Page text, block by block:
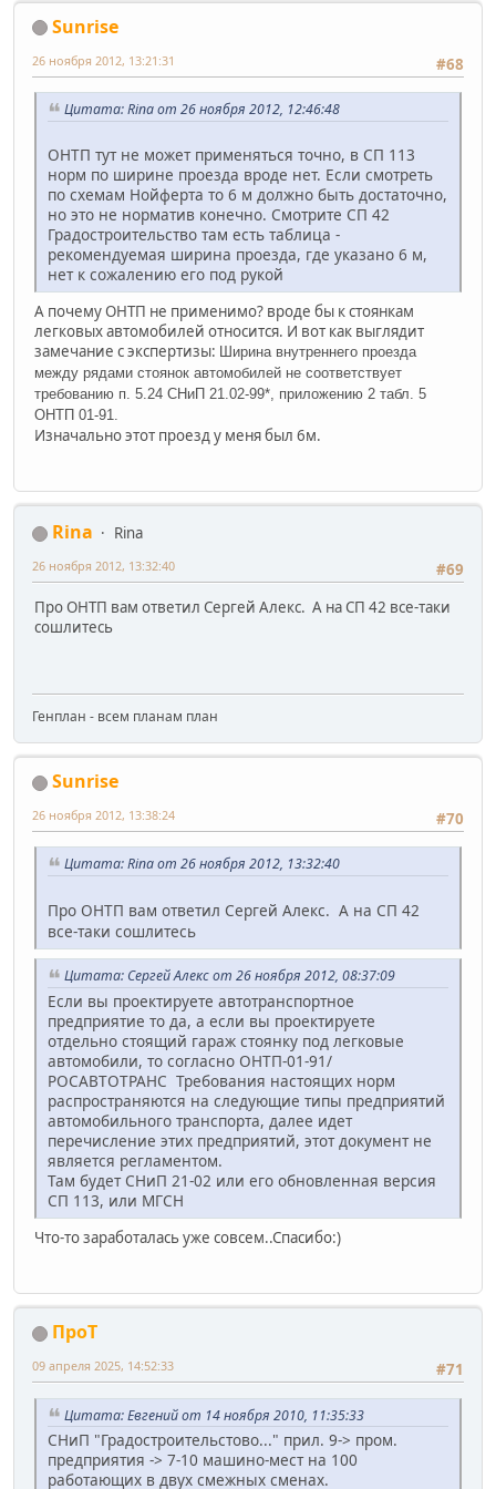
Sunrise
#68
26 ноября 2012, 13:21:31
Цитата: Rina от 26 ноября 2012, 12:46:48
ОНТП тут не может применяться точно, в СП 113
норм по ширине проезда вроде нет. Если смотреть
по схемам Нойферта то 6 м должно быть достаточно,
но это не норматив конечно. Смотрите СП 42
Градостроительство там есть таблица -
рекомендуемая ширина проезда, где указано 6 м,
нет к сожалению его под рукой
А почему ОНТП не применимо? вроде бы к стоянкам
легковых автомобилей относится. И вот как выглядит
замечание с экспертизы:
Ширина внутреннего проезда
между рядами стоянок автомобилей не соответствует
требованию п. 5.24 СНиП 21.02-99*, приложению 2 табл. 5
ОНТП 01-91.
Изначально этот проезд у меня был 6м.
Rina
Rina
#69
26 ноября 2012, 13:32:40
Про ОНТП вам ответил Сергей Алекс. А на СП 42 все-таки
сошлитесь
Генплан - всем планам план
Sunrise
#70
26 ноября 2012, 13:38:24
Цитата: Rina от 26 ноября 2012, 13:32:40
Про ОНТП вам ответил Сергей Алекс. А на СП 42
все-таки сошлитесь
Цитата: Сергей Алекс от 26 ноября 2012, 08:37:09
Если вы проектируете автотранспортное
предприятие то да, а если вы проектируете
отдельно стоящий гараж стоянку под легковые
автомобили, то согласно ОНТП-01-91/
РОСАВТОТРАНС Требования настоящих норм
распространяются на следующие типы предприятий
автомобильного транспорта, далее идет
перечисление этих предприятий, этот документ не
является регламентом.
Там будет СНиП 21-02 или его обновленная версия
СП 113, или МГСН
Что-то заработалась уже совсем..Спасибо:)
ПроТ
#71
09 апреля 2025, 14:52:33
Цитата: Евгений от 14 ноября 2010, 11:35:33
СНиП "Градостроительстово..." прил. 9-> пром.
предприятия -> 7-10 машино-мест на 100
работающих в двух смежных сменах.